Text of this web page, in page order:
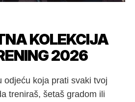
KOLEKCIJA
2026
odjeću koja prati svaki tvoj
treniraš, šetaš gradom ili